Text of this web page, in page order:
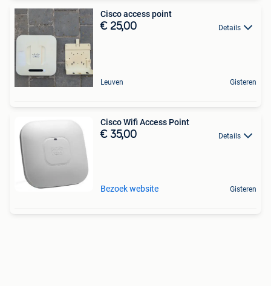
Cisco access point
€ 25,00 Details
Leuven Gisteren
Cisco Wifi Access Point
€ 35,00 Details
Bezoek website Gisteren